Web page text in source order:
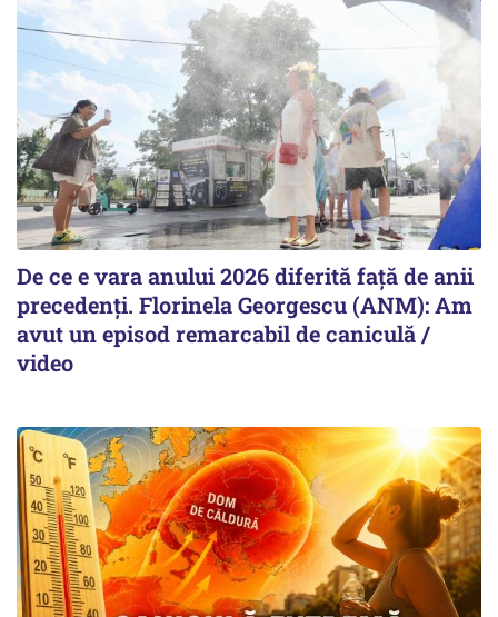
De ce e vara anului 2026 diferită față de anii
precedenți. Florinela Georgescu (ANM): Am
avut un episod remarcabil de caniculă /
video